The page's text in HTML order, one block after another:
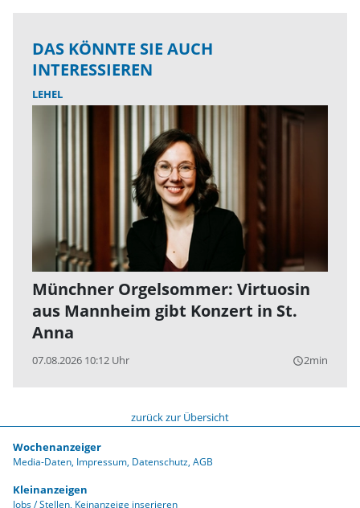
DAS KÖNNTE SIE AUCH
INTERESSIEREN
LEHEL
Münchner Orgelsommer: Virtuosin
aus Mannheim gibt Konzert in St.
Anna
07.08.2026 10:12 Uhr query_builder2min
zurück zur Übersicht
Wochenanzeiger
Media-Daten Impressum Datenschutz AGB
Kleinanzeigen
Jobs / Stellen Keinanzeige inserieren